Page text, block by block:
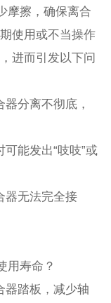
摩擦，确保离合
使用或不当操作
进而引发以下问
分离不彻底，
能发出“吱吱”或
器无法完全接
用寿命？
器踏板，减少轴